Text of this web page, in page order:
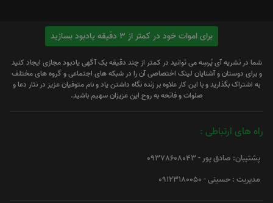
برای اموات خود در کمتر از 3 دقیقه یادبود بسازید
شما در نشریه آی پُرسِه می توانید در کمتر از چند دقیقه یک آگهی یادبود مجازی ایجاد کنید
و برای دوستان و آشنایان لینک اختصاصی آن را در شبکه های اجتماعی و گروه های مختلف
به اشتراک بگذارید و با این کار علاوه بر زنده نگاه داشتن یاد و نام متوفیان عزیز در نثار دعا و
صلوات و فاتحه به روح این عزیزان سهیم باشید.
راه های ارتباطی :
پشتیبان: صادق پور - 09378608043
مدیریت : حسینی - 09123180050